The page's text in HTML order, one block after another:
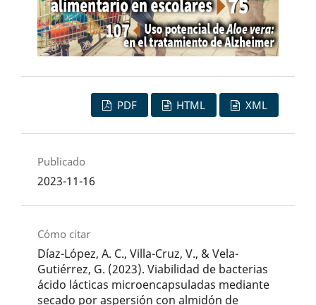
PDF HTML XML
Publicado
2023-11-16
Cómo citar
Díaz-López, A. C., Villa-Cruz, V., & Vela-
Gutiérrez, G. (2023). Viabilidad de bacterias
ácido lácticas microencapsuladas mediante
secado por aspersión con almidón de